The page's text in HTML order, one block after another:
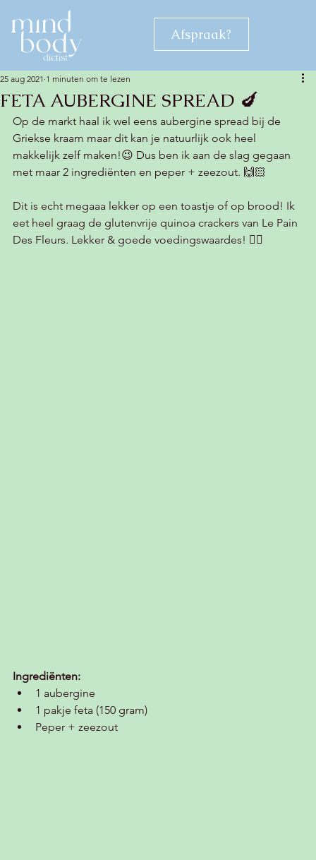
Afspraak?
FETA AUBERGINE SPREAD 🍆
25 aug 2021 1 minuten om te lezen
Op de markt haal ik wel eens aubergine spread bij de
Griekse kraam maar dit kan je natuurlijk ook heel
makkelijk zelf maken!😉 Dus ben ik aan de slag gegaan
met maar 2 ingrediënten en peper + zeezout. 🙌🏻
Dit is echt megaaa lekker op een toastje of op brood! Ik
eet heel graag de glutenvrije quinoa crackers van Le Pain
Des Fleurs. Lekker & goede voedingswaardes! 👍🏻
Ingrediënten:
1 aubergine
1 pakje feta (150 gram)
Peper + zeezout